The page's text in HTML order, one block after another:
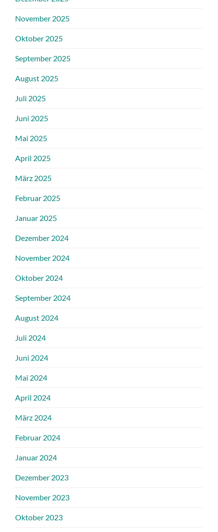
November 2025
Oktober 2025
September 2025
August 2025
Juli 2025
Juni 2025
Mai 2025
April 2025
März 2025
Februar 2025
Januar 2025
Dezember 2024
November 2024
Oktober 2024
September 2024
August 2024
Juli 2024
Juni 2024
Mai 2024
April 2024
März 2024
Februar 2024
Januar 2024
Dezember 2023
November 2023
Oktober 2023